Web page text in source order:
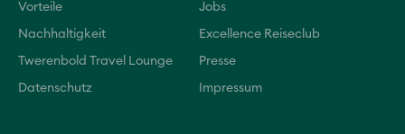
Vorteile Jobs
Nachhaltigkeit Excellence Reiseclub
Twerenbold Travel Lounge Presse
Datenschutz Impressum